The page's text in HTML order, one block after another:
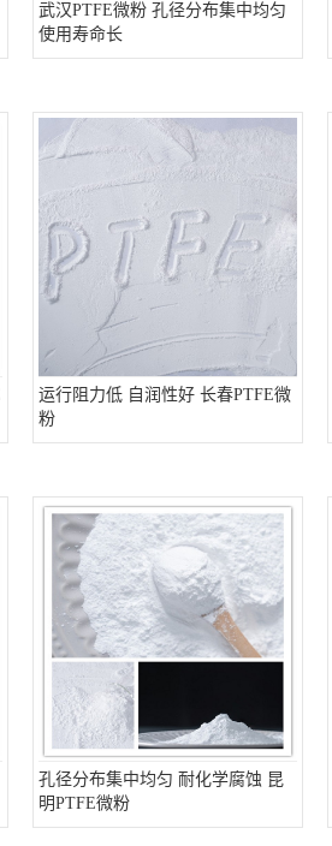
武汉PTFE微粉 孔径分布集中均匀
使用寿命长
运行阻力低 自润性好 长春PTFE微
粉
孔径分布集中均匀 耐化学腐蚀 昆
明PTFE微粉